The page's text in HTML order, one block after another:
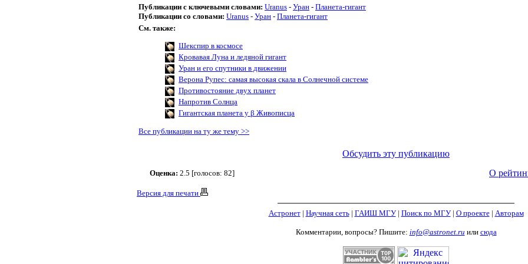
Публикации с ключевыми словами: Uranus - Уран - Планета-гигант
Публикации со словами: Uranus - Уран - Планета-гигант
См. также:
Шекспир в космосе
Кровавая Луна и ледяной гигант
Уран и его спутники в движении
Верона Рупес: самая высокая скала в Солнечной системе
Противостояние двух планет
Напротив Солнца
Гигантская планета у β Живописца
Все публикации на ту же тему >>
Обсудить эту публикацию
Оценка: 2.5 [голосов: 82] О
Версия для печати
Астронет| Научная сеть| ГАИШ МГУ| Поиск по МГУ| О проекте| Авторам
Комментарии, вопросы? Пишите: info@astronet.ru или сюда